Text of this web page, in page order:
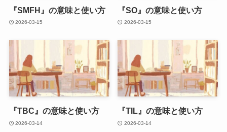
『SMFH』の意味と使い方
2026-03-15
『SO』の意味と使い方
2026-03-15
『TBC』の意味と使い方
2026-03-14
『TIL』の意味と使い方
2026-03-14